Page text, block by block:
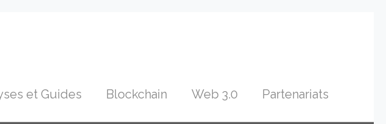
et Guides Blockchain Web 3.0 Partenariats